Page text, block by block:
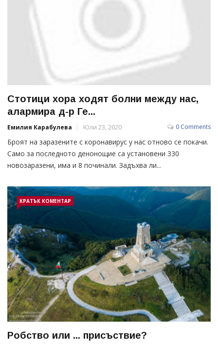
Стотици хора ходят болни между нас,
алармира д-р Ге...
Емилия Карабулева Юли 23, 2020 0 Comments
Броят на заразените с коронавирус у нас отново се покачи.
Само за последното денонощие са установени 330
новозаразени, има и 8 починали. Задъхва ли...
КРАТЪК КОМЕНТАР
Рoбcтвo или ... приcъcтвиe?